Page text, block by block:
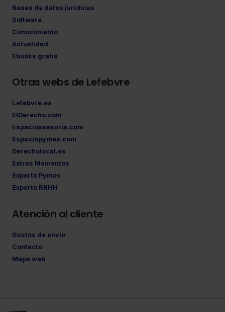
Bases de datos jurídicas
Software
Conocimiento
Actualidad
Ebooks gratis
Otras webs de Lefebvre
Lefebvre.es
ElDerecho.com
Espacioasesoria.com
Espaciopymes.com
Derecholocal.es
Extras Mementos
Experto Pymes
Experto RRHH
Atención al cliente
Gastos de envío
Contacto
Mapa web